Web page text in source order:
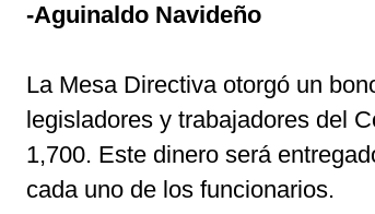
-Aguinaldo Navideño
La Mesa Directiva otorgó un
legisladores y trabajadores del
1,700. Este dinero será
cada uno de los funcionarios.